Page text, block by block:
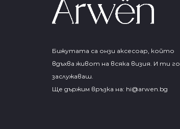
Бижутата са онзи аксесоар, който
вдъхва живот на всяка визия. И ти го
заслужаваш.
Ще държим връзка на: hi@arwen.bg